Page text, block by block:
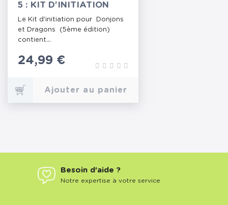
5 : KIT D'INITIATION
Le Kit d'initiation pour Donjons
et Dragons (5ème édition)
contient...
Prix
24,99 €
Ajouter au panier
Besoin d'aide ?
Notre expertise à votre service